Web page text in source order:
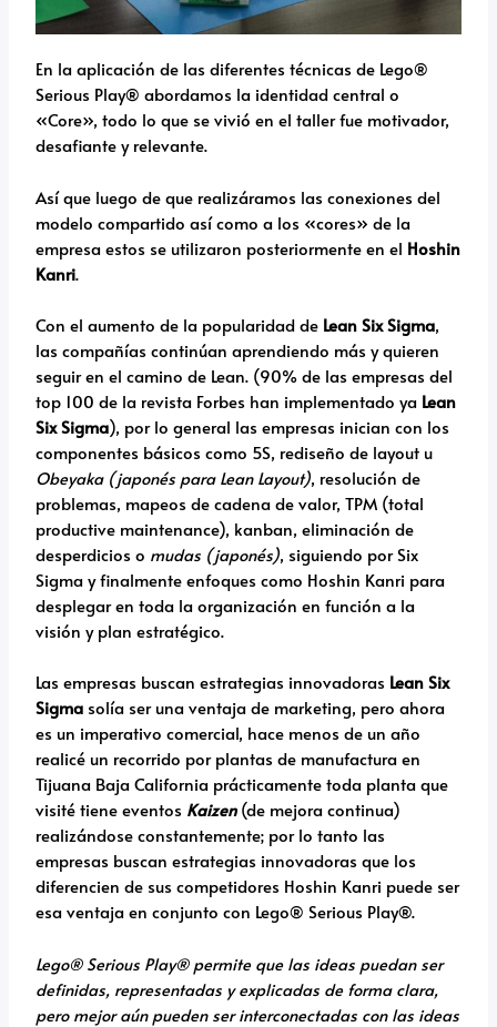
En la aplicación de las diferentes técnicas de Lego®
Serious Play® abordamos la identidad central o
«Core», todo lo que se vivió en el taller fue motivador,
desafiante y relevante.
Así que luego de que realizáramos las conexiones del
modelo compartido así como a los «cores» de la
empresa estos se utilizaron posteriormente en el Hoshin
Kanri.
Con el aumento de la popularidad de Lean Six Sigma,
las compañías continúan aprendiendo más y quieren
seguir en el camino de Lean. (90% de las empresas del
top 100 de la revista Forbes han implementado ya Lean
Six Sigma), por lo general las empresas inician con los
componentes básicos como 5S, rediseño de layout u
Obeyaka (japonés para Lean Layout), resolución de
problemas, mapeos de cadena de valor, TPM (total
productive maintenance), kanban, eliminación de
desperdicios o mudas (japonés), siguiendo por Six
Sigma y finalmente enfoques como Hoshin Kanri para
desplegar en toda la organización en función a la
visión y plan estratégico.
Las empresas buscan estrategias innovadoras Lean Six
Sigma solía ser una ventaja de marketing, pero ahora
es un imperativo comercial, hace menos de un año
realicé un recorrido por plantas de manufactura en
Tijuana Baja California prácticamente toda planta que
visité tiene eventos Kaizen(de mejora continua)
realizándose constantemente; por lo tanto las
empresas buscan estrategias innovadoras que los
diferencien de sus competidores Hoshin Kanri puede ser
esa ventaja en conjunto con Lego® Serious Play®.
Lego® Serious Play® permite que las ideas puedan ser
definidas, representadas y explicadas de forma clara,
pero mejor aún pueden ser interconectadas con las ideas